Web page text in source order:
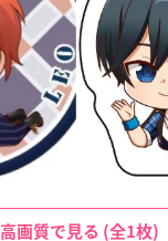
高画質で見る (全1枚)